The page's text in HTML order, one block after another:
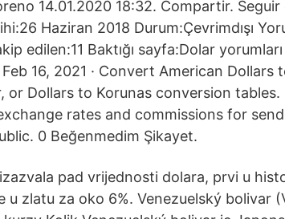
14.01.2020 18:32. Compartir.
Haziran 2018 Durum:Çevrimdışı
edilen:11 Baktığı sayfa:Dolar
16, 2021 · Convert American Dollars
Dollars to Korunas conversion
rates and commissions for
0 Beğenmedim Şikayet.
pad vrijednosti dolara, prvi u
zlatu za oko 6%. Venezuelský bolivar